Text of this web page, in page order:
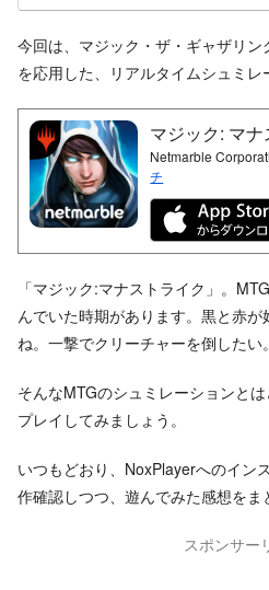
今回は、マジック・ザ・ギャザリ
を応用した、リアルタイムシュミレ
マジック: マナ
Netmarble
チ
「マジック:マナストライク」。
んでいた時期があります。黒と赤が
ね。一撃でクリーチャーを倒したい。
そんなMTGのシュミレーションと
プレイしてみましょう。
いつもどおり、NoxPlayerへのイン
作確認しつつ、遊んでみた感想をま
スポンサー